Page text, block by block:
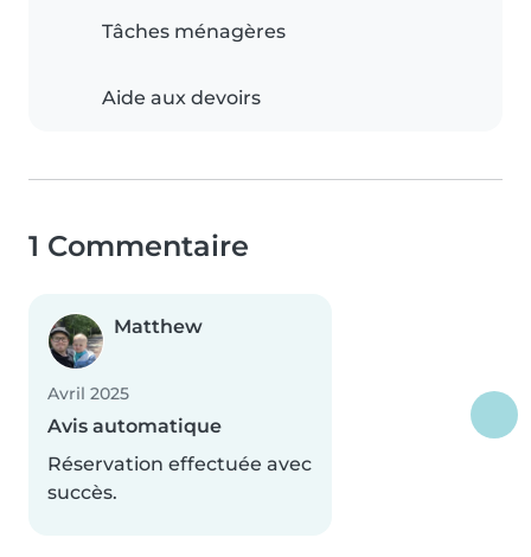
Tâches ménagères
Aide aux devoirs
1 Commentaire
Matthew
Avril 2025
Avis automatique
Réservation effectuée avec
succès.